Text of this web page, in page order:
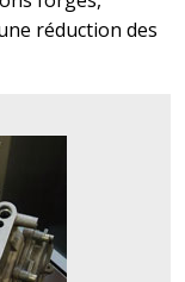
réduction des